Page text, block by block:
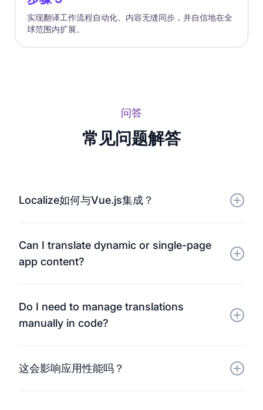
实现翻译工作流程自动化、内容无缝同步，并自信地在全
球范围内扩展。
问答
常见问题解答
Localize如何与Vue.js集成？
连接，自动检测需要翻译的内容。无需自定义 i18n 设
置。
Can I translate dynamic or single-page
app content?
确保您的组件、路由和 SPA 内容都能被检测到并翻
译。
Do I need to manage translations
manually in code?
它们就会自动部署到您的Vue.js应用中，无需重新部
这会影响应用性能吗？